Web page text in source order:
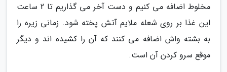
مخلوط اضافه می کنیم و دست آخر می گذاریم تا 2 ساعت
این غذا بر روی شعله ملایم آتش پخته شود. زمانی زیره را
به بشته واش اضافه می کنند که آن را کشیده اند و دیگر
موقع سرو کردن آن است.